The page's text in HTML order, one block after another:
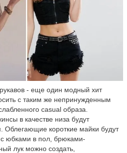
- еще один модный хит
с таким же непринужденным
casual образа.
в качестве низа будут
короткие майки будут
с юбками в пол, брюками-
лук можно создать,